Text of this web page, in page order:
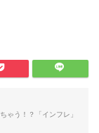
ゃう！？「インフレ」